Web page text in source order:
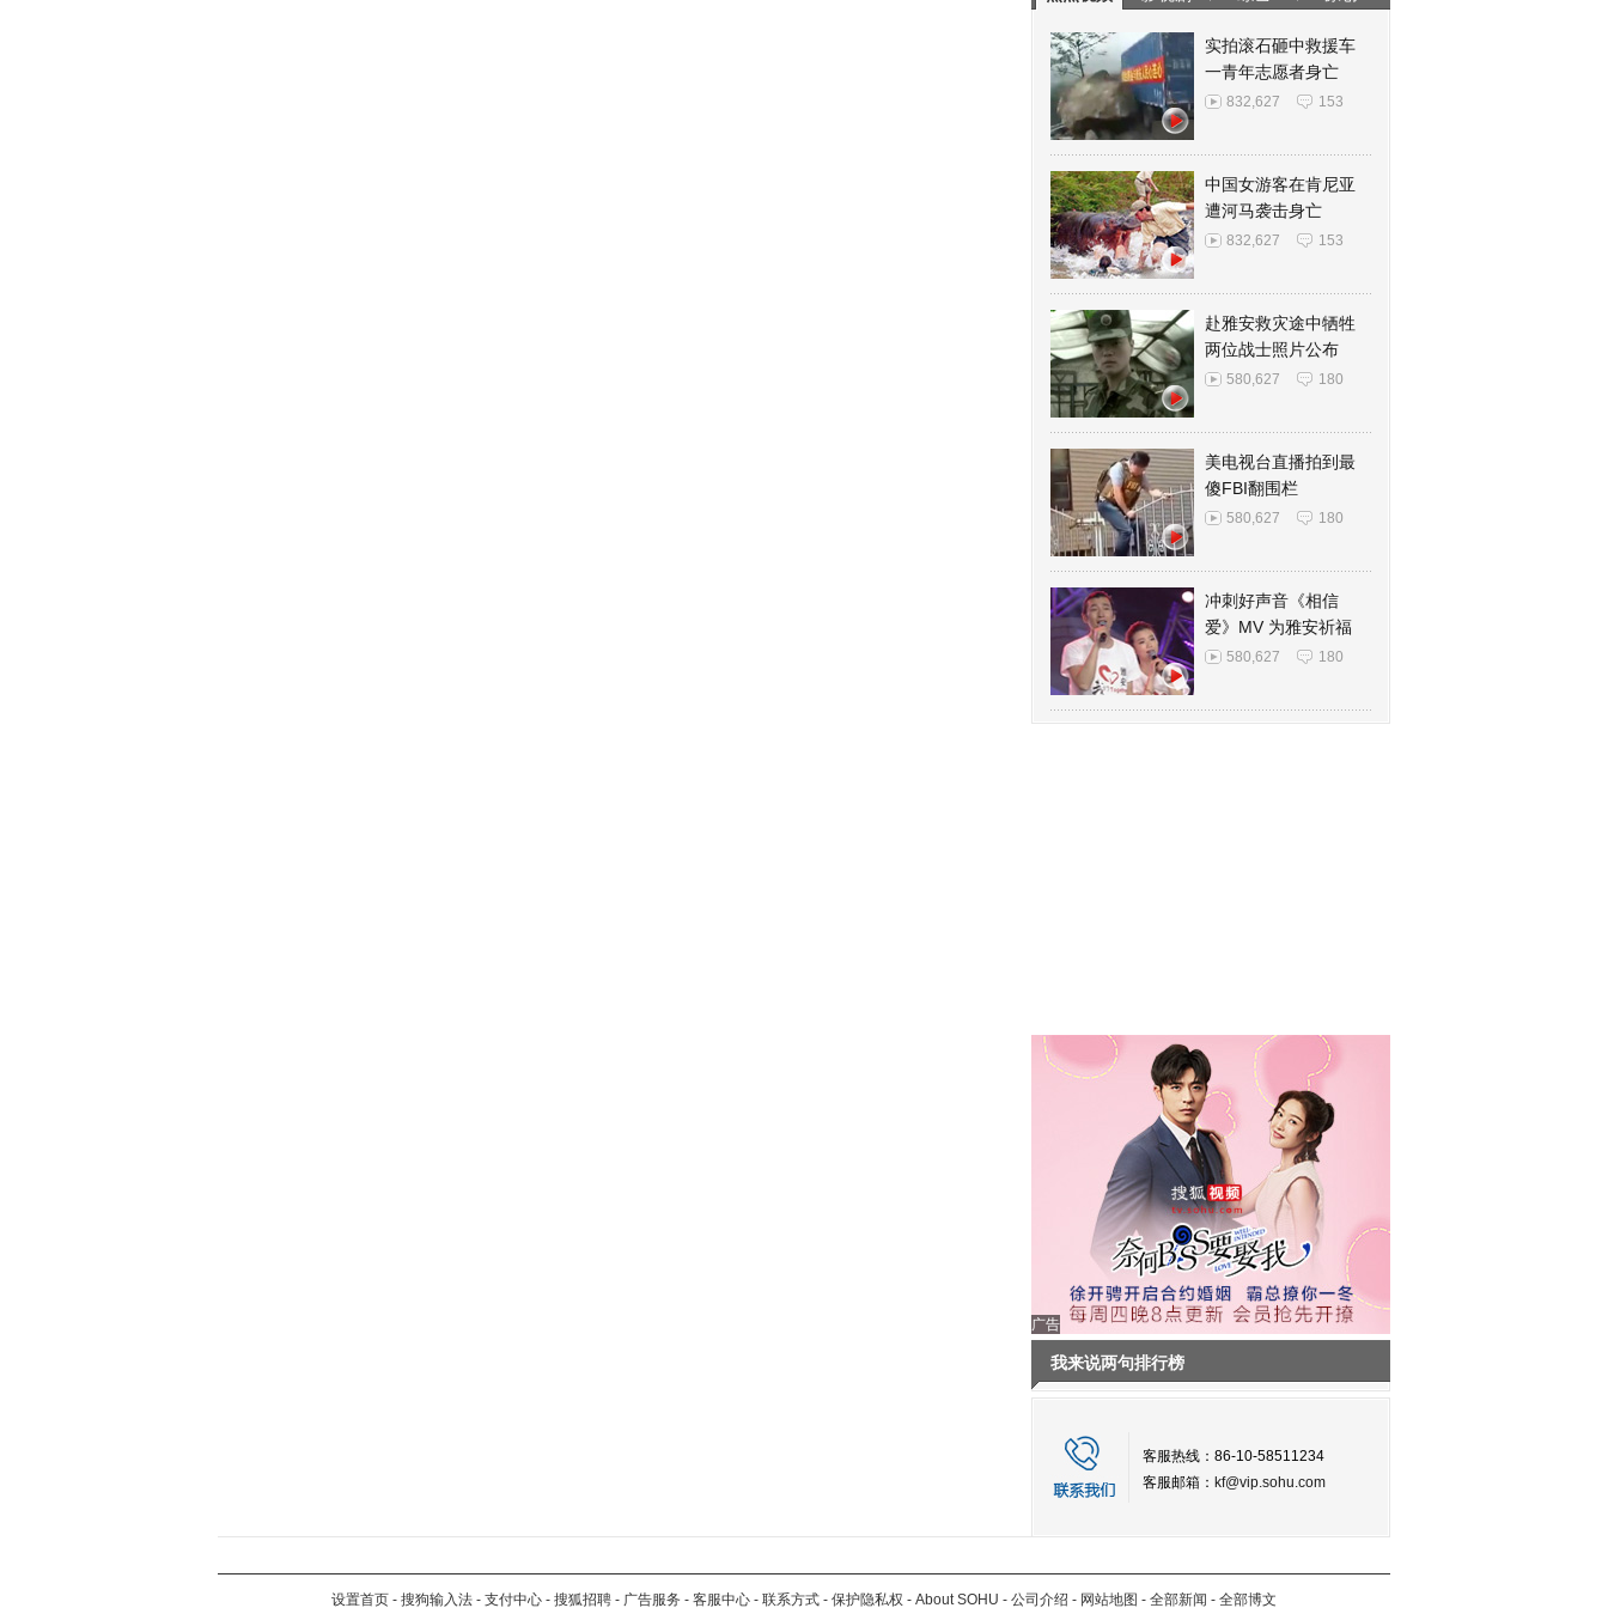
实拍滚石砸中救援车
一青年志愿者身亡
832,627 153
中国女游客在肯尼亚
遭河马袭击身亡
832,627 153
赴雅安救灾途中牺牲
两位战士照片公布
580,627 180
美电视台直播拍到最
傻FBI翻围栏
580,627 180
冲刺好声音《相信
爱》MV 为雅安祈福
580,627 180
广告
我来说两句排行榜
客服热线：86-10-58511234
客服邮箱： kf@vip.sohu.com
设置首页 - 搜狗输入法 - 支付中心 - 搜狐招聘 - 广告服务 - 客服中心 - 联系方式 - 保护隐私权 - About SOHU - 公司介绍 - 网站地图 - 全部新闻 - 全部博文